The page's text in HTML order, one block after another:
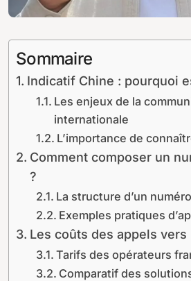
Sommaire
Indicatif Chine : pourquoi
Les enjeux de la
internationale
L’importance de
Comment composer un
?
La structure d’un
Exemples pratiques
Les coûts des appels vers
Tarifs des opérateurs
Comparatif des